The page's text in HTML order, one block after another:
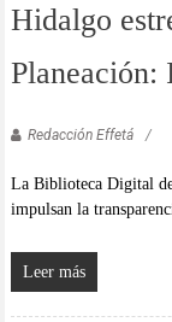
Hidalgo
Planeación:
Redacción Effetá
La Biblioteca Digital
impulsan la
Leer más